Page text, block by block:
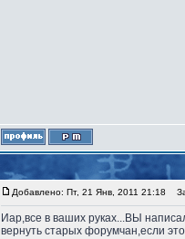
Добавлено: Пт, 21 Янв, 2011 21:18
Иар,все в ваших руках...ВЫ
вернуть старых форумчан,если